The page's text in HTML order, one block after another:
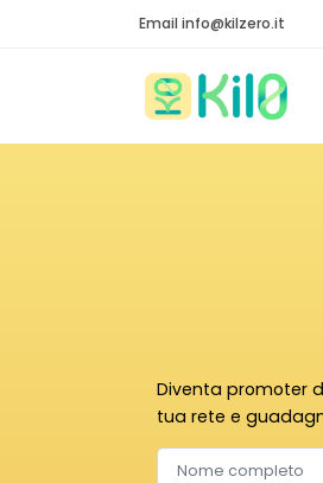
Email info@kilzero.it
Diventa promoter
tua rete e
Nome completo